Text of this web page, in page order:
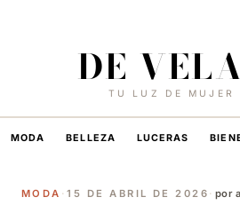
DE
TU LUZ DE MUJER
MODA BELLEZA LUCERAS
MODA ·15 DE ABRIL DE 2026 · por